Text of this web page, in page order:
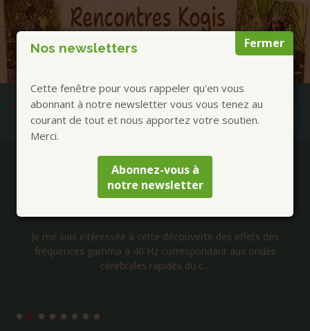
Fermer
Nos newsletters
Cette fenêtre pour vous rappeler qu'en vous
abonnant à notre newsletter vous vous tenez au
courant de tout et nous apportez votre soutien.
Merci.
Abonnez-vous à
notre newsletter
Publications à la Une !
Lettre d’Isabelle 199 – Alzheimer : Stimulation
Je me suis intéressée à cette découverte des effets des
fréquences gamma à 40 Hz correspondant aux ondes
cérébrales rapides du c...